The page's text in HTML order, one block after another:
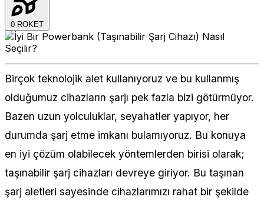
0 ROKET
Birçok teknolojik alet kullanıyoruz ve bu kullanmış
olduğumuz cihazların şarjı pek fazla bizi götürmüyor.
Bazen uzun yolculuklar, seyahatler yapıyor, her
durumda şarj etme imkanı bulamıyoruz. Bu konuya
en iyi çözüm olabilecek yöntemlerden birisi olarak;
taşınabilir şarj cihazları devreye giriyor. Bu taşınan
şarj aletleri sayesinde cihazlarımızı rahat bir şekilde